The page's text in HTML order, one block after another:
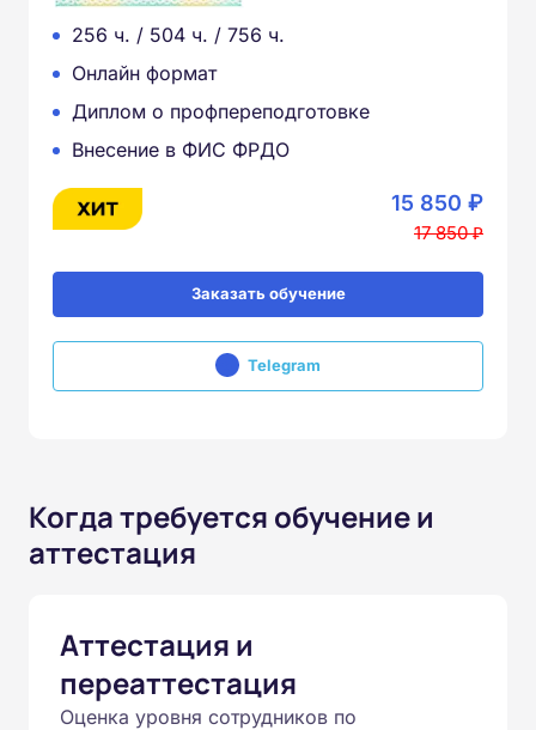
256 ч. / 504 ч. / 756 ч.
Онлайн формат
Диплом о профпереподготовке
Внесение в ФИС ФРДО
15 850 ₽
17 850 ₽
Заказать обучение
Telegram
Когда требуется обучение и
аттестация
Аттестация и
переаттестация
Оценка уровня сотрудников по